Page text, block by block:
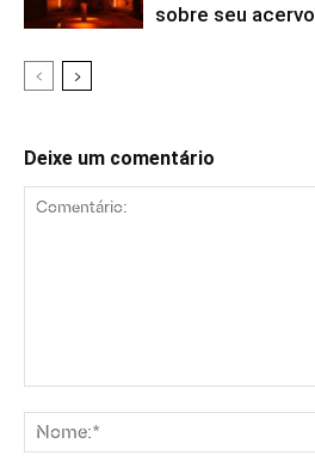
sobre seu acervo
Deixe um comentário